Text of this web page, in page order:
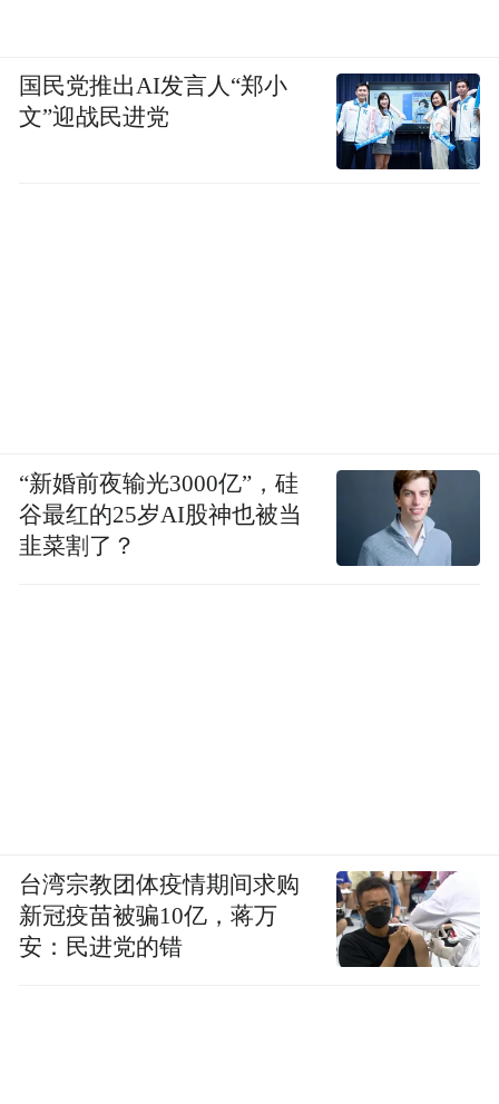
国民党推出AI发言人“郑小
文”迎战民进党
“新婚前夜输光3000亿”，硅
谷最红的25岁AI股神也被当
韭菜割了？
台湾宗教团体疫情期间求购
新冠疫苗被骗10亿，蒋万
安：民进党的错